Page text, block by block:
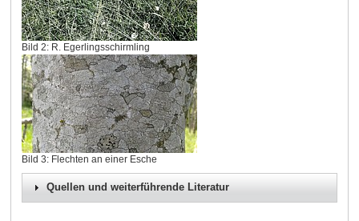
Bild 2: R. Egerlingsschirmling
Bild 3: Flechten an einer Esche
Quellen und weiterführende Literatur